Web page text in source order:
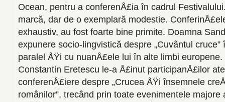
Ocean, pentru a conferenÅ£ia în cadrul
marcă, dar de o exemplară modestie.
exhaustiv, au fost foarte bine primite. Doamna
expunere socio-lingvistică despre „Cuvântul
paralel ÅŸi cu nuanÅ£ele lui în alte limbi
Constantin Eretescu le-a Å£inut participanÅ£ilor
conferenÅ£iere despre „Crucea ÅŸi însemnele
românilor”, trecând prin toate evenimentele majore